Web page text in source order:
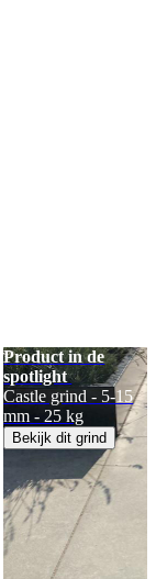
Product in de
spotlight
Castle grind - 5-15
mm - 25 kg
Bekijk dit grind